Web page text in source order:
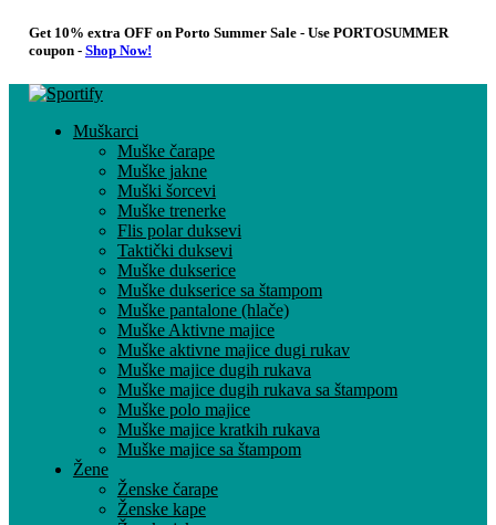
Get 10% extra OFF on Porto Summer Sale - Use PORTOSUMMER
coupon - Shop Now!
Muškarci
Muške čarape
Muške jakne
Muški šorcevi
Muške trenerke
Flis polar duksevi
Taktički duksevi
Muške dukserice
Muške dukserice sa štampom
Muške pantalone (hlače)
Muške Aktivne majice
Muške aktivne majice dugi rukav
Muške majice dugih rukava
Muške majice dugih rukava sa štampom
Muške polo majice
Muške majice kratkih rukava
Muške majice sa štampom
Žene
Ženske čarape
Ženske kape